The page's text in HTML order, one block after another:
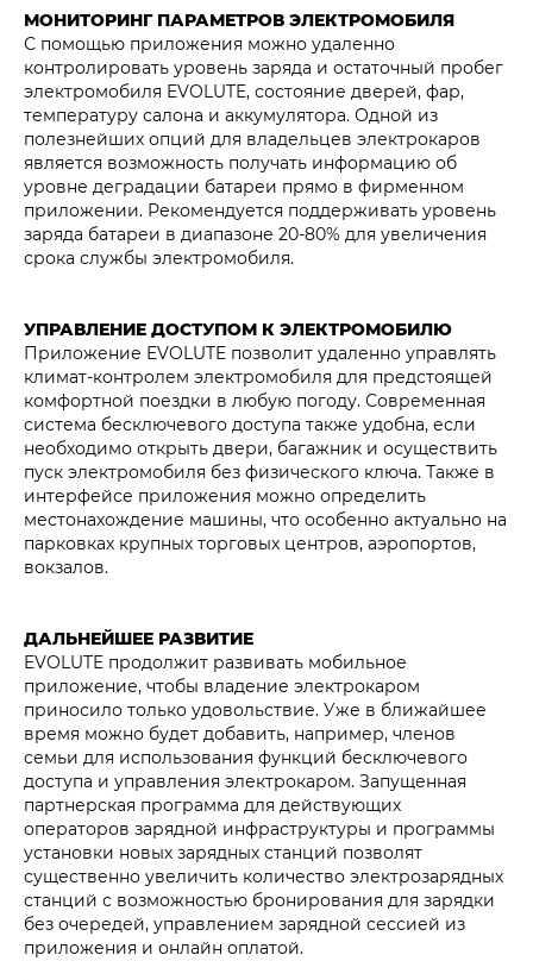
МОНИТОРИНГ ПАРАМЕТРОВ ЭЛЕКТРОМОБИЛЯ
С помощью приложения можно удаленно
контролировать уровень заряда и остаточный пробег
электромобиля EVOLUTE, состояние дверей, фар,
температуру салона и аккумулятора. Одной из
полезнейших опций для владельцев электрокаров
является возможность получать информацию об
уровне деградации батареи прямо в фирменном
приложении. Рекомендуется поддерживать уровень
заряда батареи в диапазоне 20-80% для увеличения
срока службы электромобиля.
УПРАВЛЕНИЕ ДОСТУПОМ К ЭЛЕКТРОМОБИЛЮ
Приложение EVOLUTE позволит удаленно управлять
климат-контролем электромобиля для предстоящей
комфортной поездки в любую погоду. Современная
система бесключевого доступа также удобна, если
необходимо открыть двери, багажник и осуществить
пуск электромобиля без физического ключа. Также в
интерфейсе приложения можно определить
местонахождение машины, что особенно актуально на
парковках крупных торговых центров, аэропортов,
вокзалов.
ДАЛЬНЕЙШЕЕ РАЗВИТИЕ
EVOLUTE продолжит развивать мобильное
приложение, чтобы владение электрокаром
приносило только удовольствие. Уже в ближайшее
время можно будет добавить, например, членов
семьи для использования функций бесключевого
доступа и управления электрокаром. Запущенная
партнерская программа для действующих
операторов зарядной инфраструктуры и программы
установки новых зарядных станций позволят
существенно увеличить количество электрозарядных
станций с возможностью бронирования для зарядки
без очередей, управлением зарядной сессией из
приложения и онлайн оплатой.